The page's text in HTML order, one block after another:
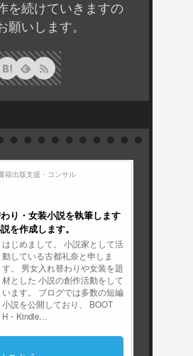
を続けていきますの
願いします。